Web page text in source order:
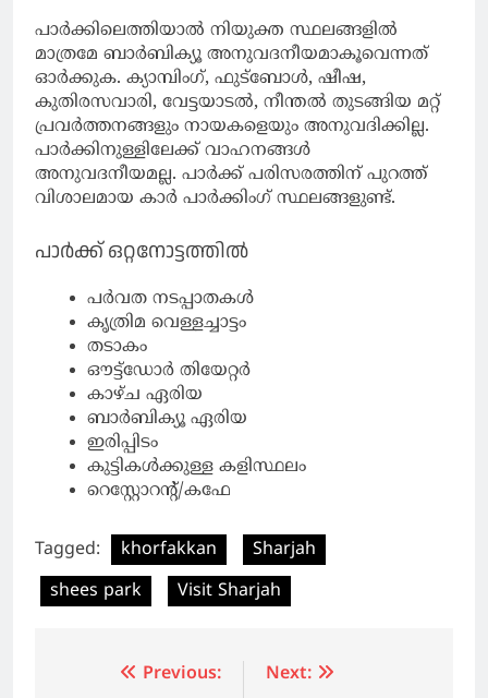
പാര്‍ക്കിലെത്തിയാല്‍ നിയുക്ത സ്ഥലങ്ങളിൽ
മാത്രമേ ബാർബിക്യൂ അനുവദനീയമാകൂവെന്നത്
ഓർക്കുക. ക്യാമ്പിംഗ്, ഫുട്‌ബോൾ, ഷീഷ,
കുതിരസവാരി, വേട്ടയാടൽ, നീന്തൽ തുടങ്ങിയ മറ്റ്
പ്രവർത്തനങ്ങളും നായകളെയും അനുവദിക്കില്ല.
പാര്‍ക്കിനുള്ളിലേക്ക് വാഹനങ്ങൾ
അനുവദനീയമല്ല. പാർക്ക് പരിസരത്തിന് പുറത്ത്
വിശാലമായ കാർ പാർക്കിംഗ് സ്ഥലങ്ങളുണ്ട്.
പാര്‍ക്ക് ഒറ്റനോട്ടത്തില്‍
പർവത നടപ്പാതകൾ
കൃത്രിമ വെള്ളച്ചാട്ടം
തടാകം
ഔട്ട്‌ഡോർ തിയേറ്റർ
കാഴ്ച ഏരിയ
ബാര്‍ബിക്യൂ ഏരിയ
ഇരിപ്പിടം
കുട്ടികൾക്കുള്ള കളിസ്ഥലം
റെസ്റ്റോറന്റ്/കഫേ
Tagged: khorfakkan
Sharjah
shees park
Visit Sharjah
Previous:
Next: